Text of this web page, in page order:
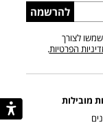
להרשמה
לצורך
הפרטיות.
מובילות